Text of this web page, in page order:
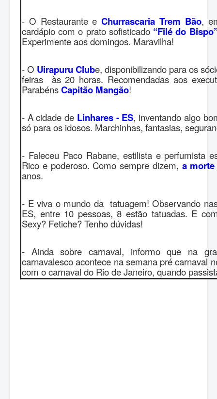
- O Restaurante eChurrascaria Trem Bão,
cardápio com o prato sofisticado “Filé do
Experimente aos domingos. Maravilha!
- O Uirapuru Clube, disponibilizando para os
feiras às 20 horas. Recomendadas aos
ParabénsCapitão Mangão!
- A cidade de Linhares - ES, inventando algo
só para os idosos. Marchinhas, fantasias,
- Faleceu Paco Rabane, estilista e perfumista
Rico e poderoso. Como sempre dizem, a
anos.
- E viva o mundo da tatuagem! Observando
ES, entre 10 pessoas, 8 estão tatuadas. E
Sexy? Fetiche? Tenho dúvidas!
- Ainda sobre carnaval, informo que na
carnavalesco acontece na semana pré carnaval
com o carnaval do Rio de Janeiro, quando